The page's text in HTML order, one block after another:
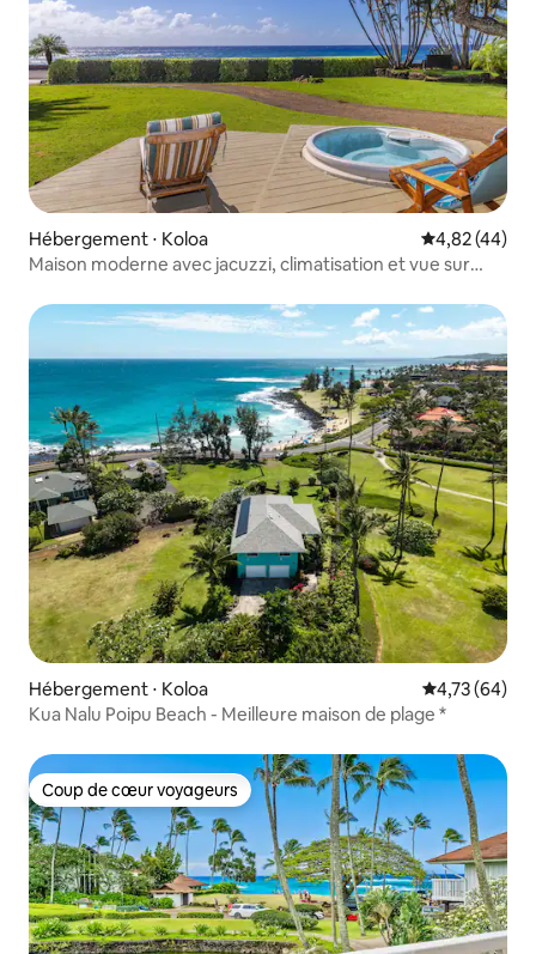
Hébergement ⋅ Koloa Évaluation
4,82 (44)
Maison moderne avec jacuzzi, climatisation et vue sur
Hébergement ⋅ Koloa Évaluation
4,73 (64)
Kua Nalu Poipu Beach - Meilleure maison de plage *
Coup de cœur voyageurs
Coup de cœur voyageurs